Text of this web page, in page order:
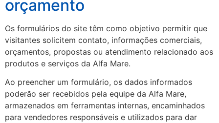
orçamento
Os formulários do site têm como objetivo permitir que
visitantes solicitem contato, informações comerciais,
orçamentos, propostas ou atendimento relacionado aos
produtos e serviços da Alfa Mare.
Ao preencher um formulário, os dados informados
poderão ser recebidos pela equipe da Alfa Mare,
armazenados em ferramentas internas, encaminhados
para vendedores responsáveis e utilizados para dar